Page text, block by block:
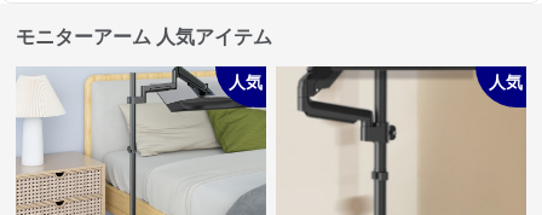
モニターアーム 人気アイテム
人気 人気